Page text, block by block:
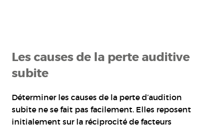
Les causes de la perte auditive
subite
Déterminer les causes de la perte d’audition
subite ne se fait pas facilement. Elles reposent
initialement sur la réciprocité de facteurs